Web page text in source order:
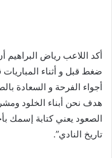
أكد اللاعب رياض البراهيم
ضغط قبل و أثناء المباريات
أجواء الفرحة و السعادة
هدف نحن أبناء الخلود
الصعود يعني كتابة
تاريخ النادي”.